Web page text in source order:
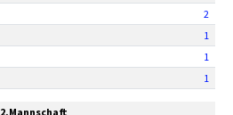
2
1
1
1
2.Mannschaft